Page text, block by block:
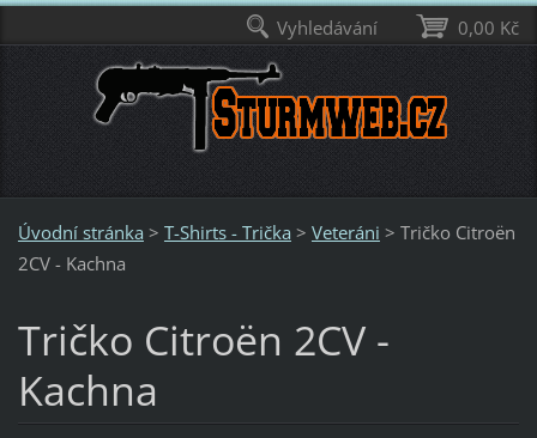
Úvodní stránka > T-Shirts - Trička > Veteráni > Tričko Citroën
2CV - Kachna
Tričko Citroën 2CV -
Kachna
0,00 Kč
Vyhledávání